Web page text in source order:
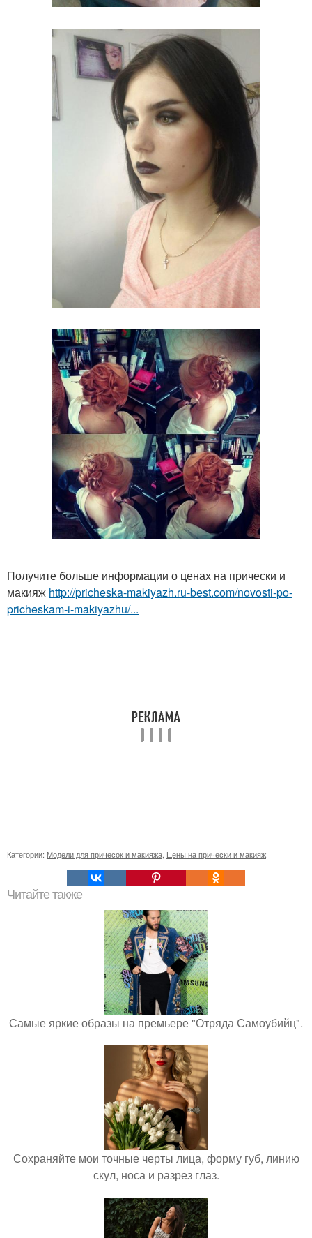
Получите больше информации о ценах на прически и
макияж http://pricheska-makiyazh.ru-best.com/novosti-po-
pricheskam-i-makiyazhu/...
Категории: Модели для причесок и макияжа Цены на прически и макияж
Читайте также
Самые яркие образы на премьере "Отряда Самоубийц".
Сохраняйте мои точные черты лица, форму губ, линию
скул, носа и разрез глаз.